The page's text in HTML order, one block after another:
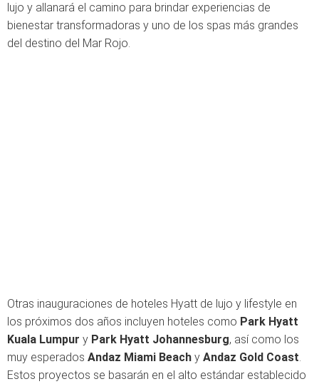
lujo y allanará el camino para brindar experiencias de
bienestar transformadoras y uno de los spas más grandes
del destino del Mar Rojo.
Otras inauguraciones de hoteles Hyatt de lujo y lifestyle en
los próximos dos años incluyen hoteles como Park Hyatt
Kuala Lumpur y Park Hyatt Johannesburg, así como los
muy esperados Andaz Miami Beach y Andaz Gold Coast.
Estos proyectos se basarán en el alto estándar establecido